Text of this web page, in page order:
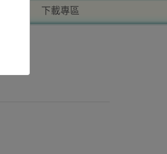
下載專區